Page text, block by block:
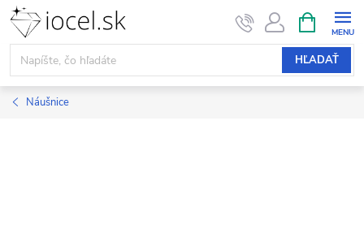
Prejsť
obsah
HĽADAŤ
KOŠÍK
Náušnice